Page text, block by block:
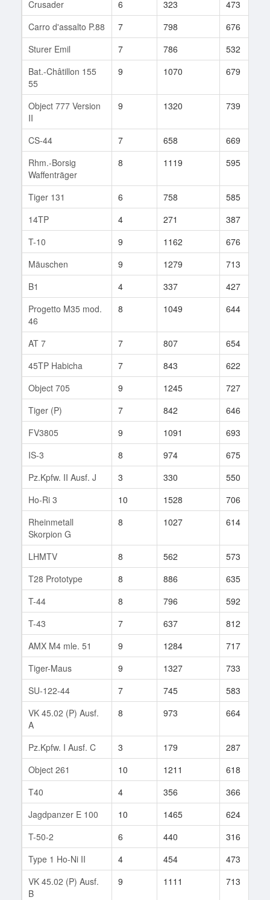
Crusader 6 323 473
Carro d'assalto P.88
7 798 676
Sturer Emil
7 786 532
Bat.-Châtillon 155
55
9 1070 679
Object 777 Version
II
9 1320 739
CS-44 7 658 669
Rhm.-Borsig
Waffenträger
8 1119 595
Tiger 131 6 758 585
14TP
4 271 387
T-10
9 1162 676
Mäuschen
9 1279 713
B1
4 337 427
Progetto M35 mod.
46
8 1049 644
AT 7 7 807 654
45TP Habicha
7 843 622
Object 705
9 1245 727
Tiger (P)
7 842 646
FV3805
9 1091 693
IS-3
8 974 675
Pz.Kpfw. II Ausf. J
3 330 550
Ho-Ri 3
10 1528 706
Rheinmetall
Skorpion G
8 1027 614
LHMTV 8 562 573
T28 Prototype
8 886 635
T-44
8 796 592
T-43
7 637 812
AMX M4 mle. 51
9 1284 717
Tiger-Maus
9 1327 733
SU-122-44
7 745 583
VK 45.02 (P) Ausf.
A
8 973 664
Pz.Kpfw. I Ausf. C 3 179 287
Object 261
10 1211 618
T40
4 356 366
Jagdpanzer E 100
10 1465 624
T-50-2
6 440 316
Type 1 Ho-Ni II
4 454 473
VK 45.02 (P) Ausf.
B
9 1111 713